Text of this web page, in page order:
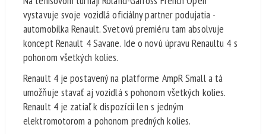
vystavuje svoje vozidlá oficiálny partner podujatia -
automobilka Renault. Svetovú premiéru tam absolvuje
koncept Renault 4 Savane. Ide o novú úpravu Renaultu 4 s
pohonom všetkých kolies.
Renault 4 je postavený na platforme AmpR Small a tá
umožňuje stavať aj vozidlá s pohonom všetkých kolies.
Renault 4 je zatiaľ k dispozícii len s jedným
elektromotorom a pohonom predných kolies.